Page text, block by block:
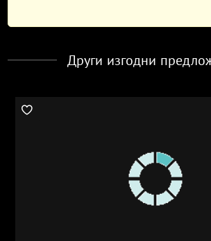
Други изгодни